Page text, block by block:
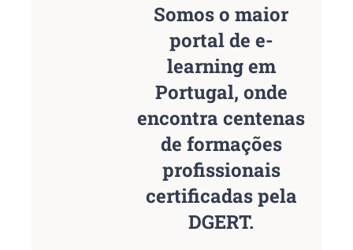
Somos o maior
portal de e-
learning em
Portugal, onde
encontra centenas
de formações
profissionais
certificadas pela
DGERT.